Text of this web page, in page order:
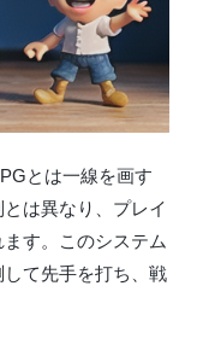
とは一線を画す
は異なり、プレイ
す。このシステム
て先手を打ち、戦